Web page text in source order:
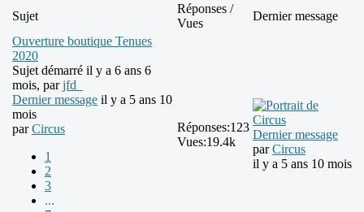
Sujet
Réponses /
Vues
Dernier message
Ouverture boutique Tenues
2020
Sujet démarré il y a 6 ans 6
mois, parjfd_
Dernier message il y a 5 ans 10
mois
parCircus
1
2
3
...
Réponses:123
Vues:19.4k
Dernier message
parCircus
il y a 5 ans 10 mois